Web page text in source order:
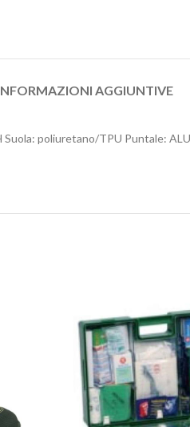
AGGIUNTIVE
poliuretano/TPU Puntale: